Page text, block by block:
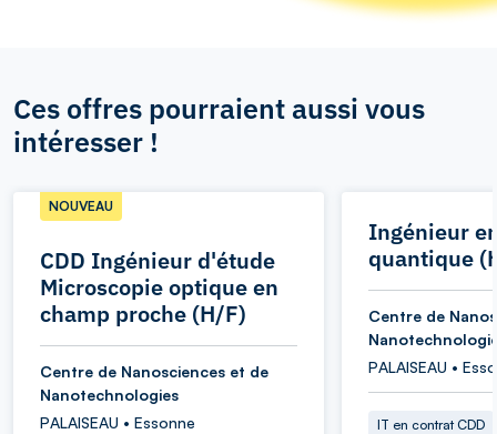
Ces offres pourraient aussi vous
intéresser !
CDD Ingénieur d'étude
Microscopie optique en
champ proche (H/F)
NOUVEAU
Centre de Nanosciences et de
Nanotechnologies
PALAISEAU • Essonne
Ingénieur
quantique
Centre de
PALAISEAU •
IT en contrat CDD